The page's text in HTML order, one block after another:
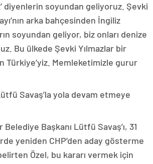
diyenlerin soyundan geliyoruz. Şevki
arka bahçesinden İngiliz
soyundan geliyor, biz onları denize
Bu ülkede Şevki Yılmazlar bir
Türkiye’yiz. Memleketimizle gurur
Savaş’la yola devam etmeye
Başkanı Lütfü Savaş’ı, 31
yeniden CHP’den aday gösterme
belirten Özel, bu kararı vermek için